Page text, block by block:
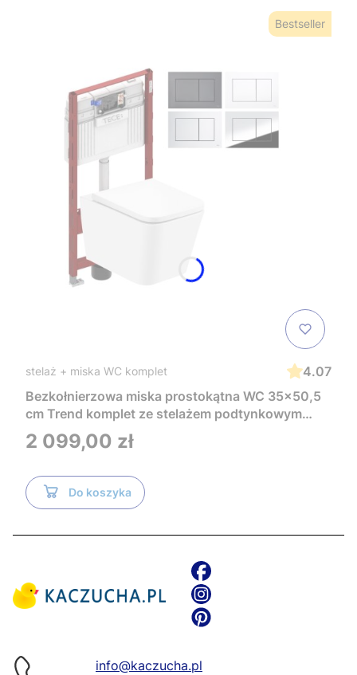
Bestseller
stelaż + miska WC komplet
4.07
Bezkołnierzowa miska prostokątna WC 35x50,5
cm Trend komplet ze stelażem podtynkowym
Tece i czarnym przyciskiem TeceNow
TR2216+Tece
Cena
2 099,00 zł
Do koszyka
info@kaczucha.pl